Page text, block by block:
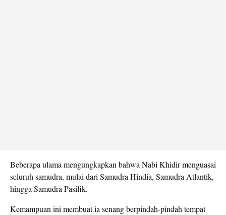
Beberapa ulama mengungkapkan bahwa Nabi Khidir menguasai
seluruh samudra, mulai dari Samudra Hindia, Samudra Atlantik,
hingga Samudra Pasifik.
Kemampuan ini membuat ia senang berpindah-pindah tempat